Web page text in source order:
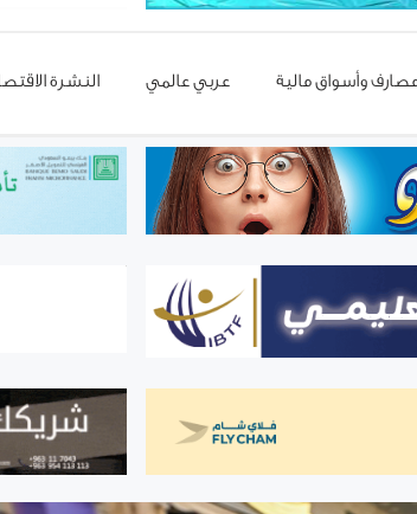
وأسواق مالية عربي عالمي النشرة